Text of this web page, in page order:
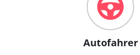
Autofahrer